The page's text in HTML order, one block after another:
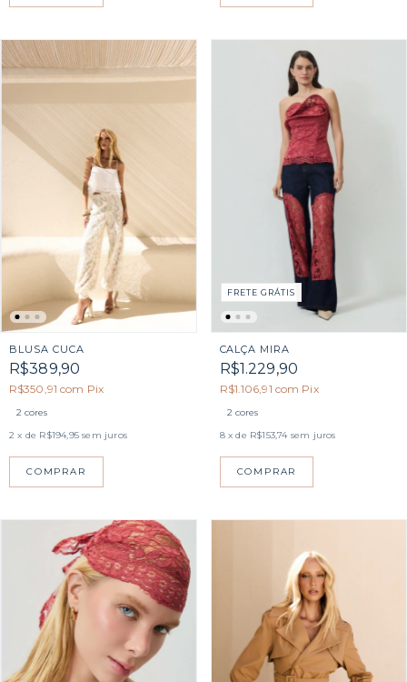
BLUSA CUCA
R$389,90
R$350,91com Pix
2 cores
2 x de R$194,95 sem juros
COMPRAR
FRETE GRÁTIS
CALÇA MIRA
R$1.229,90
R$1.106,91 com Pix
2 cores
8 x de R$153,74 sem juros
COMPRAR